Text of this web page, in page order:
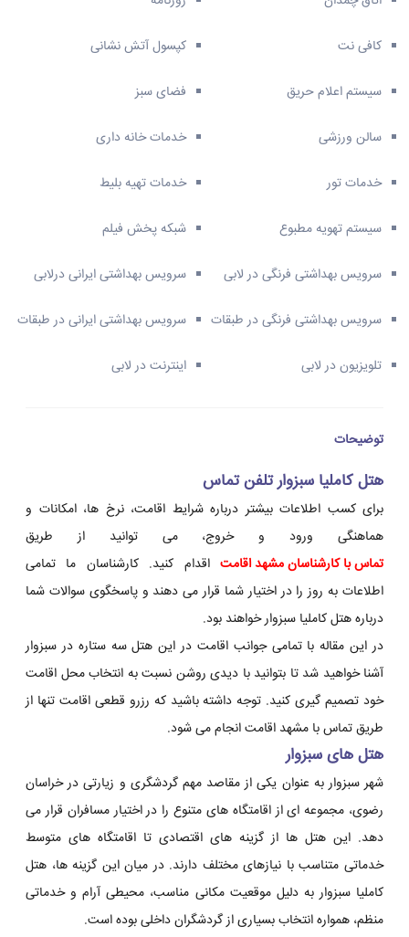
کافی نت کپسول آتش نشانی
سیستم اعلام حریق فضای سبز
سالن ورزشی خدمات خانه داری
خدمات تور خدمات تهیه بلیط
سیستم تهویه مطبوع شبکه پخش فیلم
سرویس بهداشتی فرنگی در لابی سرویس بهداشتی ایرانی درلابی
سرویس بهداشتی فرنگی در طبقات سرویس بهداشتی ایرانی در طبقات
تلویزیون در لابی اینترنت در لابی
توضیحات
هتل کاملیا سبزوار تلفن تماس
برای کسب اطلاعات بیشتر درباره شرایط اقامت، نرخ ها، امکانات و
هماهنگی ورود و خروج، می توانید از طریق
تماس با کارشناسان مشهد اقامت اقدام کنید. کارشناسان ما تمامی
اطلاعات به روز را در اختیار شما قرار می دهند و پاسخگوی سوالات شما
درباره هتل کاملیا سبزوار خواهند بود.
در این مقاله با تمامی جوانب اقامت در این هتل سه ستاره در سبزوار
آشنا خواهید شد تا بتوانید با دیدی روشن نسبت به انتخاب محل اقامت
خود تصمیم گیری کنید. توجه داشته باشید که رزرو قطعی اقامت تنها از
طریق تماس با مشهد اقامت انجام می شود.
هتل های سبزوار
شهر سبزوار به عنوان یکی از مقاصد مهم گردشگری و زیارتی در خراسان
رضوی، مجموعه ای از اقامتگاه های متنوع را در اختیار مسافران قرار می
دهد. این هتل ها از گزینه های اقتصادی تا اقامتگاه های متوسط
خدماتی متناسب با نیازهای مختلف دارند. در میان این گزینه ها، هتل
کاملیا سبزوار به دلیل موقعیت مکانی مناسب، محیطی آرام و خدماتی
منظم، همواره انتخاب بسیاری از گردشگران داخلی بوده است.